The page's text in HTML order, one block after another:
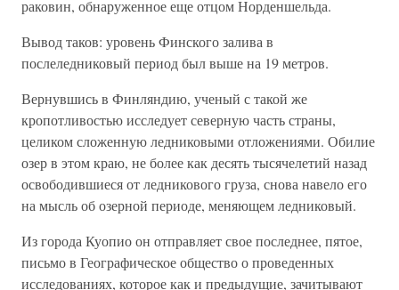
раковин, обнаруженное еще отцом Норденшельда.
Вывод таков: уровень Финского залива в
послеледниковый период был выше на 19 метров.
Вернувшись в Финляндию, ученый с такой же
кропотливостью исследует северную часть страны,
целиком сложенную ледниковыми отложениями. Обилие
озер в этом краю, не более как десять тысячелетий назад
освободившиеся от ледникового груза, снова навело его
на мысль об озерной периоде, меняющем ледниковый.
Из города Куопио он отправляет свое последнее, пятое,
письмо в Географическое общество о проведенных
исследованиях, которое как и предыдущие, зачитывают